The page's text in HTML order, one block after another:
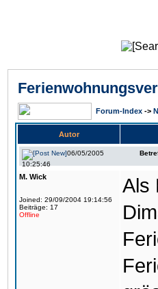
Forum-Index ->
Autor
06/05/2005
10:25:46
M. Wick
Joined: 29/09/2004 19:14:56
Beiträge: 17
Offline
Als